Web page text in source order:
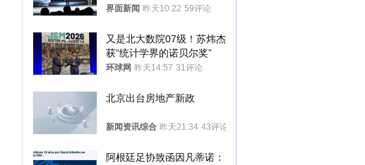
界面新闻 昨天10:22 59评论
又是北大数院07级！苏炜杰
获“统计学界的诺贝尔奖”
环球网 昨天14:57 31评论
北京出台房地产新政
新闻资讯综合 昨天21:34 43评论
阿根廷足协致函因凡蒂诺：